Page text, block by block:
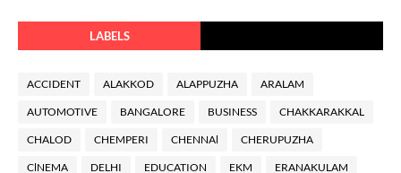
LABELS
ACCIDENT ALAKKOD ALAPPUZHA ARALAM
AUTOMOTIVE BANGALORE BUSINESS CHAKKARAKKAL
CHALOD CHEMPERI CHENNAl CHERUPUZHA
ClNEMA DELHI EDUCATION EKM ERANAKULAM